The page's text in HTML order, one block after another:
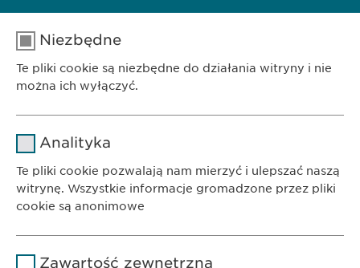
Niezbędne
Te pliki cookie są niezbędne do działania witryny i nie
można ich wyłączyć.
Czas
trwania
1 rok
Powód
Analityka
Te pliki cookie pozwalają nam mierzyć i ulepszać naszą
witrynę. Wszystkie informacje gromadzone przez pliki
cookie są anonimowe
Zawartość zewnętrzna